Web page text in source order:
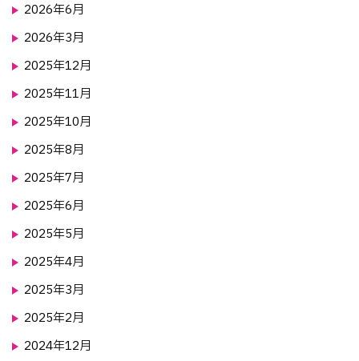
2026年6月
2026年3月
2025年12月
2025年11月
2025年10月
2025年8月
2025年7月
2025年6月
2025年5月
2025年4月
2025年3月
2025年2月
2024年12月